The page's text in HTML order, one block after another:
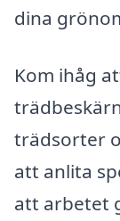
dina
Kom ihåg
trädsorter
att anlita
att arbetet